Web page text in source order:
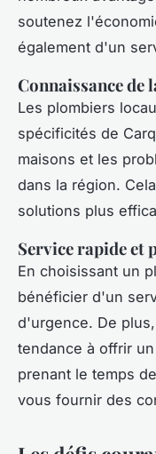
soutenez
également d'un
Connaissance de
Les plombiers
spécificités de
maisons et les
dans la région.
solutions plus
Service rapide et
En choisissant un
bénéficier d'un
d'urgence. De
tendance à offrir
prenant le temps
vous fournir des